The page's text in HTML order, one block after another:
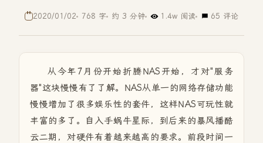
2020/01/02 768 字 约 3 分钟 1.4w 阅读 65 评论
从今年7月份开始折腾NAS开始，才对"服务
器"这块慢慢有了了解。NAS从单一的网络存储功能
慢慢增加了很多娱乐性的套件，这样NAS可玩性就
丰富的多了。自入手蜗牛星际，到后来的暴风播酷
云二期，对硬件有着越来越高的要求。前段时间一